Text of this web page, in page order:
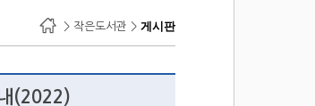
> 작은도서관 > 게시판
(2022)